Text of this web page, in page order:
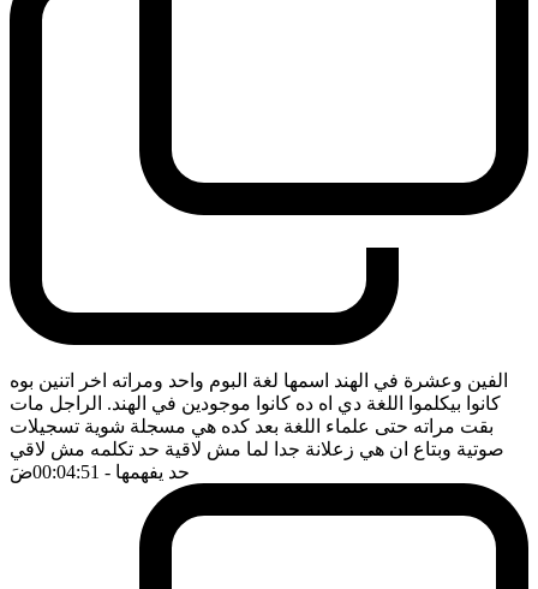
الفين وعشرة في الهند اسمها لغة البوم واحد ومراته اخر اتنين بوه
كانوا بيكلموا اللغة دي اه ده كانوا موجودين في الهند. الراجل مات
بقت مراته حتى علماء اللغة بعد كده هي مسجلة شوية تسجيلات
صوتية وبتاع ان هي زعلانة جدا لما مش لاقية حد تكلمه مش لاقي
حد يفهمها - 00:04:51 ضَ